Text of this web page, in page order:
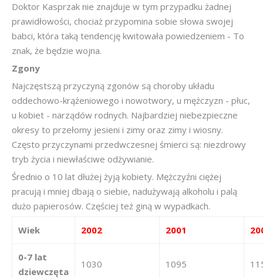
Doktor Kasprzak nie znajduje w tym przypadku żadnej
prawidłowości, chociaż przypomina sobie słowa swojej
babci, która taką tendencję kwitowała powiedzeniem - To
znak, że będzie wojna.
Zgony
Najczęstszą przyczyną zgonów są choroby układu
oddechowo-krążeniowego i nowotwory, u mężczyzn - płuc,
u kobiet - narządów rodnych. Najbardziej niebezpieczne
okresy to przełomy jesieni i zimy oraz zimy i wiosny.
Często przyczynami przedwczesnej śmierci są: niezdrowy
tryb życia i niewłaściwe odżywianie.
Średnio o 10 lat dłużej żyją kobiety. Mężczyźni ciężej
pracują i mniej dbają o siebie, nadużywają alkoholu i palą
dużo papierosów. Częściej też giną w wypadkach.
Wiek 2002 2001
0-7 lat
dziewczęta
1030 1095